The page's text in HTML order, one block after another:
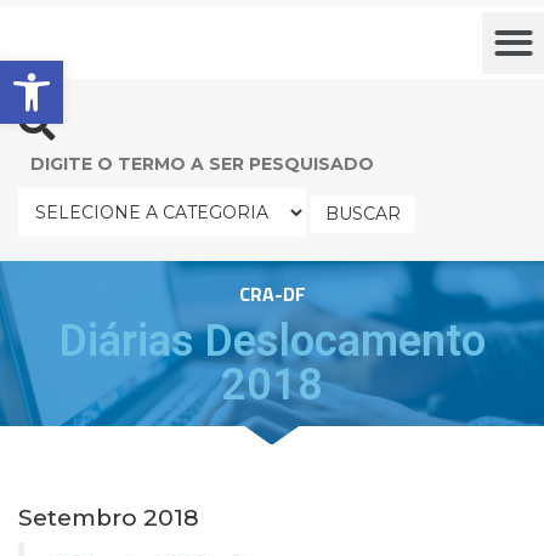
Barra de Ferramentas Aberta
BUSCAR
CRA-DF
Diárias Deslocamento
2018
Setembro 2018